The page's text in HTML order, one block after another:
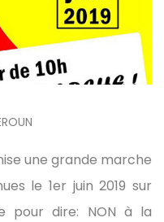
une grande marche
le 1er juin 2019 sur
pour dire: NON à la